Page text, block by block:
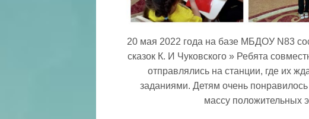
20 мая 2022 года на базе МБДОУ N83
сказок К. И Чуковского » Ребята
отправлялись на станции, где их
заданиями. Детям очень
массу положительных